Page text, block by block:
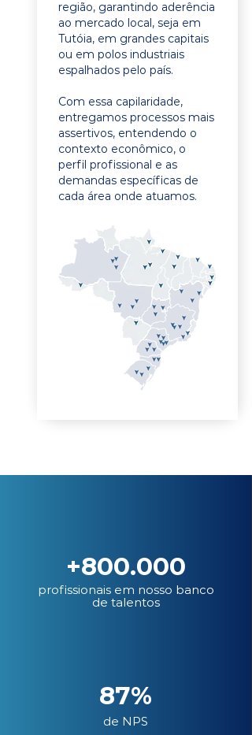
região, garantindo aderência
ao mercado local, seja em
Tutóia, em grandes capitais
ou em polos industriais
espalhados pelo país.
Com essa capilaridade,
entregamos processos mais
assertivos, entendendo o
contexto econômico, o
perfil profissional e as
demandas específicas de
cada área onde atuamos.
+800.000
profissionais em nosso banco
de talentos
87%
de NPS